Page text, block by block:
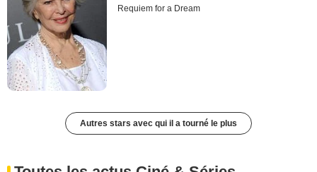
Requiem for a Dream
Autres stars avec qui il a tourné le plus